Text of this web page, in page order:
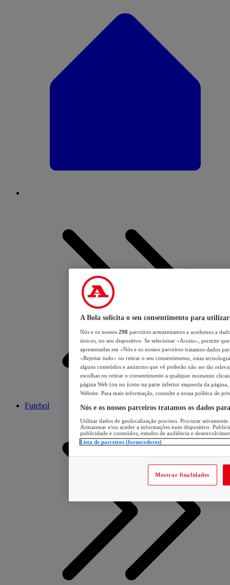
Futebol
A Bola solicita o seu consentimento para utilizar
Nós e os nossos 298 parceiros armazenamos e acedemos a
únicos, no seu dispositivo. Se selecionar «Aceito», permite
apresentadas em «Nós e os nossos parceiros tratamos dados
«Rejeitar tudo» ou retirar o seu consentimento, estas
alguns conteúdos e anúncios que vê poderão não ser tão
escolhas ou retirar o consentimento a qualquer momento
página Web (ou no ícone na parte inferior esquerda da página,
Website. Para mais informação, consulte a nossa política de
Nós e os nossos parceiros tratamos os dados
Utilizar dados de geolocalização precisos. Procurar
Armazenar e/ou aceder a informações num dispositivo.
publicidade e conteúdos, estudos de audiência e
Lista de parceiros (fornecedores)
Mostrar finalidades